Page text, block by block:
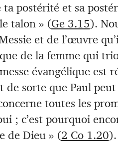
postérité et sa
talon » (Ge 3.15).
et de l’œuvre
de la femme qui
évangélique est
de sorte que Paul
toutes les
; c’est pourquoi
de Dieu » (2 Co 1.20).